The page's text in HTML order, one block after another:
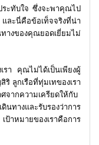
ประทับใจ ซึ่งจะพาคุณไป
ละนี่คือข้อเท็จจริงที่น่า
ทางของคุณยอดเยี่ยมไม่
รา คุณไม่ได้เป็นเพียงผู้
ลูกเรือที่ทุ่มเทของเรา
จากความเครียดให้กับ
นทางและรับรองว่าการ
าหมายของเราคือการ